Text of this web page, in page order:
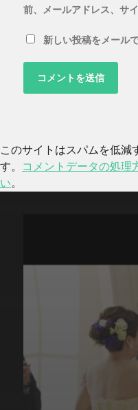
前、メールアドレス、サ
新しい投稿をメール
このサイトはスパムを低
す。
コメントデータの処理
い。